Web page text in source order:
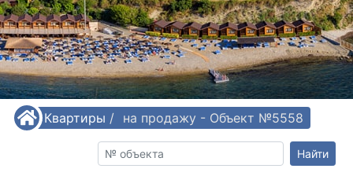
/ Квартиры /
Квартира на продажу - Объект №5558
Найти